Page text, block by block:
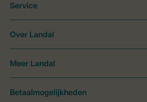
Service
Over Landal
Meer Landal
Betaalmogelijkheden